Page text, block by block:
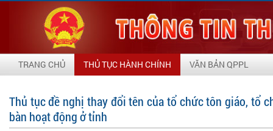
TRANG CHỦ THỦ TỤC HÀNH CHÍNH VĂN BẢN QPPL
Thủ tục đề nghị thay đổi tên của tổ chức tôn giáo, tổ
bàn hoạt động ở tỉnh